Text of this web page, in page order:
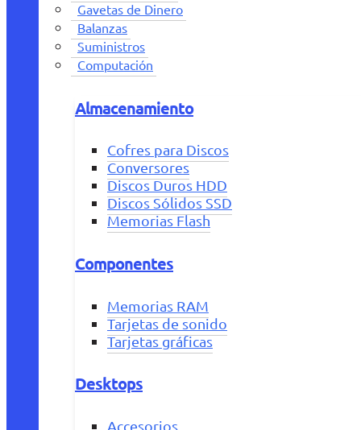
Gavetas de Dinero
Balanzas
Suministros
Computación
Almacenamiento
Cofres para Discos
Conversores
Discos Duros HDD
Discos Sólidos SSD
Memorias Flash
Componentes
Memorias RAM
Tarjetas de sonido
Tarjetas gráficas
Desktops
Accesorios